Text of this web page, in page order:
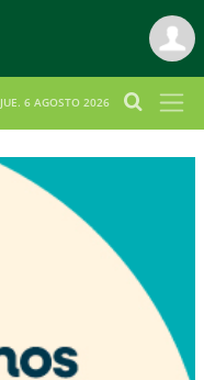
JUE. 6 AGOSTO 2026